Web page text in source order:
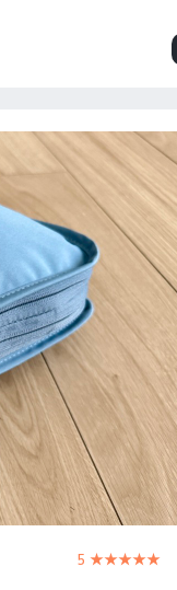
5 ★★★★★